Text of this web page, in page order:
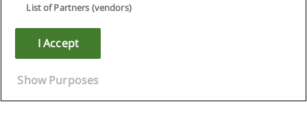
Copyright © Educaedu Business S.L. - CIF : B-95610580: -
List of Partners (vendors)
I Accept
Show Purposes